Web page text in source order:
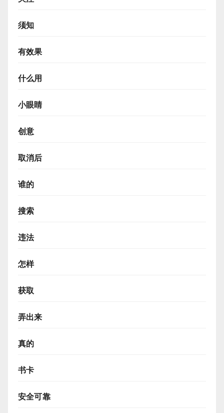
须知
有效果
什么用
小眼睛
创意
取消后
谁的
搜索
违法
怎样
获取
弄出来
真的
书卡
安全可靠